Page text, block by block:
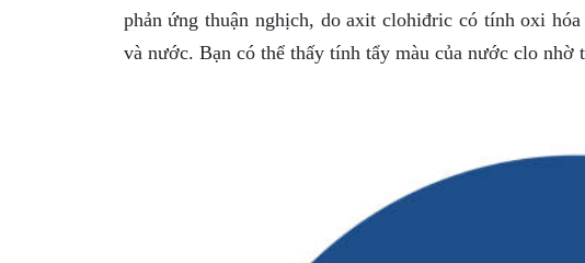
phản ứng thuận nghịch, do axit clohiđric có tính oxi
và nước. Bạn có thể thấy tính tẩy màu của nước clo